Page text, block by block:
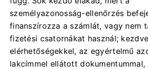
személyazonosság-ellenőrzés
finanszírozza a számlát, vagy nem
fizetési csatornákat használ;
elérhetőségekkel, az egyértelmű
lakcímmel ellátott dokumentummal,